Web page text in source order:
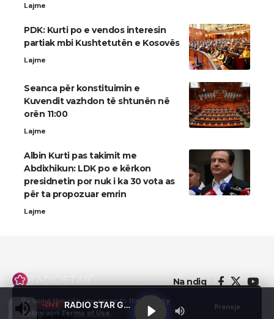
By using this site, you agree to the Privacy
Policy and Terms of Use
Pranoje
Lajme
PDK: Kurti po e vendos interesin
partiak mbi Kushtetutën e Kosovës
Lajme
Seanca për konstituimin e
Kuvendit vazhdon të shtunën në
orën 11:00
Lajme
Albin Kurti pas takimit me
Abdixhikun: LDK po e kërkon
presidnetin por nuk i ka 30 vota as
për ta propozuar emrin
Lajme
Na ndiq
LIVE RADIO STAR GJILAN
Live Radio